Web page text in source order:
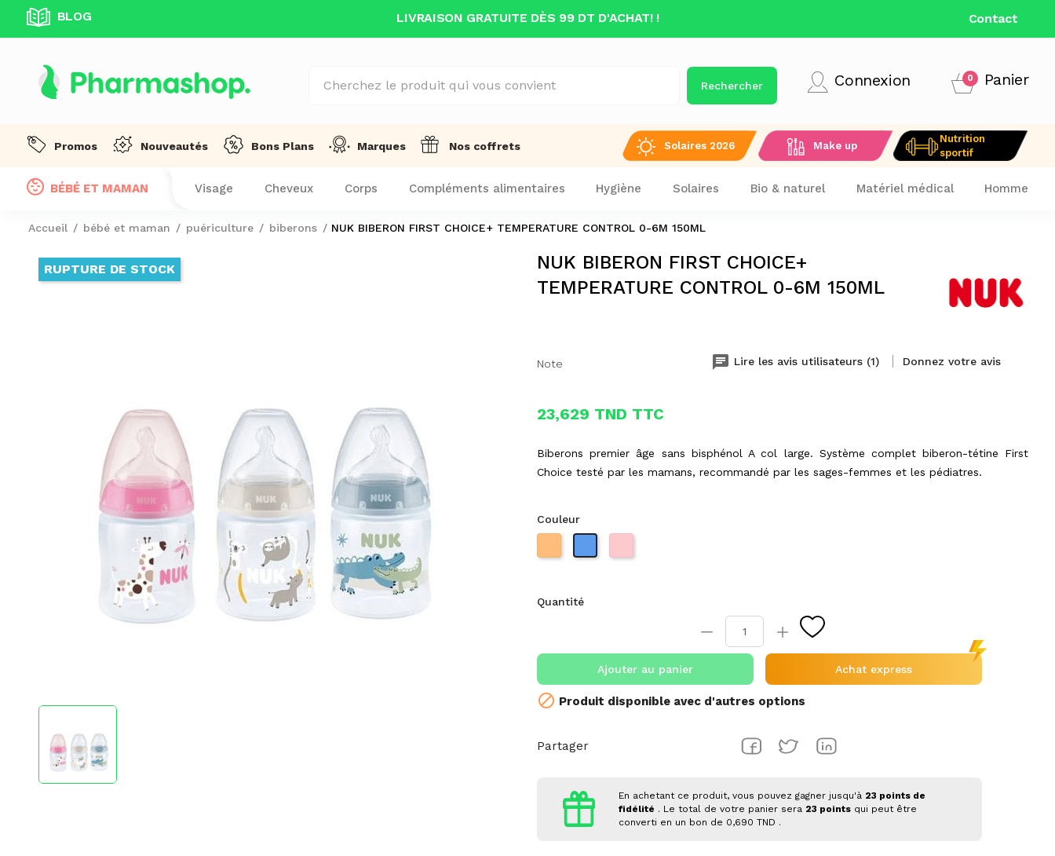
BLOG
DÈS 99 DT D'ACHAT! ! LIVRAISON GRATUITE DÈS 99 DT D'ACHAT! ! LIVRAISON GRATUITE
Contact
Rechercher Connexion Panier
0
Promos Nouveautés Bons Plans Marques Nos coffrets Solaires 2026 Make up
Nutrition
sportif
BÉBÉ ET MAMAN Visage Cheveux Corps Compléments alimentaires Hygiène Solaires Bio & naturel Matériel médical Homme
Accueil bébé et maman puériculture biberons NUK BIBERON FIRST CHOICE+ TEMPERATURE CONTROL 0-6M 150ML
RUPTURE DE STOCK
NUK BIBERON FIRST CHOICE+
TEMPERATURE CONTROL 0-6M 150ML
Note chat Lire les avis utilisateurs (1) Donnez votre avis
23,629 TND TTC
Biberons premier âge sans bisphénol A col large. Système complet biberon-tétine First
Choice testé par les mamans, recommandé par les sages-femmes et les pédiatres.
Couleur
Quantité
Ajouter au panier Achat express
 Produit disponible avec d'autres options
Partager
En achetant ce produit, vous pouvez gagner jusqu'à 23 points de
fidélité . Le total de votre panier sera 23 pointsqui peut être
converti en un bon de 0,690 TND .